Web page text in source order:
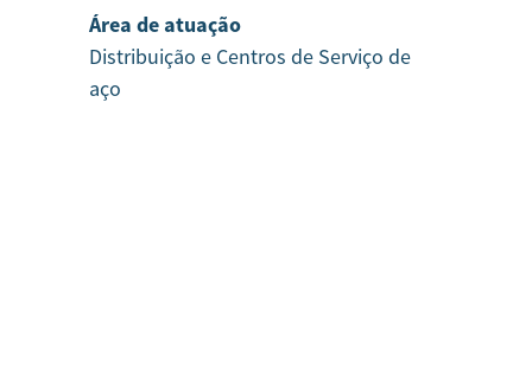
Área de atuação
Distribuição e Centros de Serviço de
aço